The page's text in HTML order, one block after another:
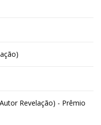
Revelação) - Prêmio